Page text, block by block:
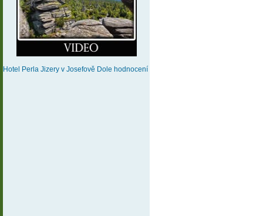
Hotel Perla Jizery v Josefově Dole hodnocení